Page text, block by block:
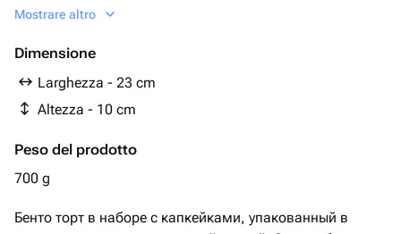
2) ванильный бисквит, ванильный крем.
По умолчанию поставляется первый вариант.
при заказе, либо сообщением.
Mostrare altro
Dimensione
Larghezza - 23 cm
Altezza - 10 cm
Peso del prodotto
700 g
Бенто торт в наборе с капкейками, упакованный в